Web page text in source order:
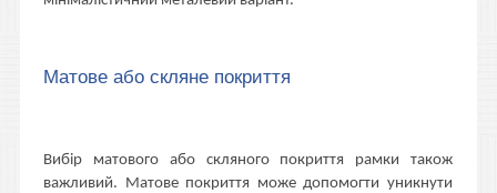
Матове або скляне покриття
Вибір матового або скляного покриття рамки також
важливий. Матове покриття може допомогти уникнути